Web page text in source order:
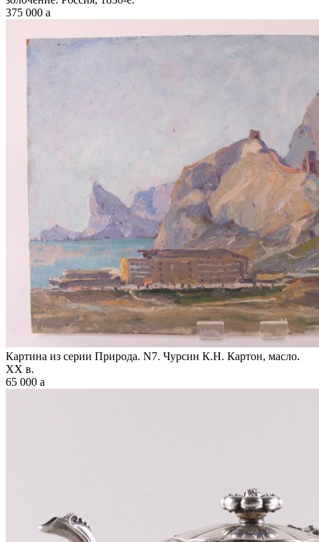
375 000 a
Картина из серии Природа. N7. Чурсин К.Н. Картон, масло.
XX в.
65 000 a